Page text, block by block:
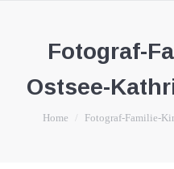
Fotograf-
Ostsee-
You are here:
Home Fotograf-Familie-